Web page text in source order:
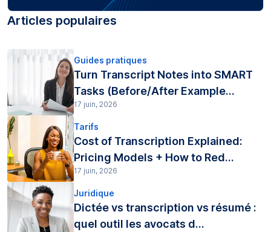
Articles populaires
Guides pratiques
Turn Transcript Notes into SMART
Tasks (Before/After Example...
17 juin, 2026
Tarifs
Cost of Transcription Explained:
Pricing Models + How to Red...
17 juin, 2026
Juridique
Dictée vs transcription vs résumé :
quel outil les avocats d...